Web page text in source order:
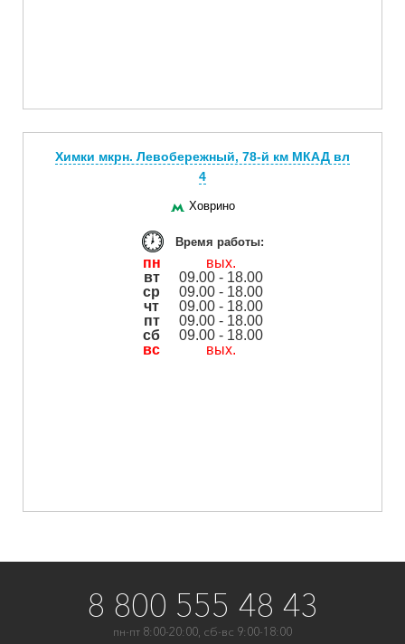
Химки мкрн. Левобережный, 78-й км МКАД вл
4
Ховрино
Время работы:
пн
вых.
вт
09.00 - 18.00
ср
09.00 - 18.00
чт
09.00 - 18.00
пт
09.00 - 18.00
сб
09.00 - 18.00
вс
вых.
8 800 555 48 43
пн-пт 8:00-20:00, сб-вс 9:00-18:00